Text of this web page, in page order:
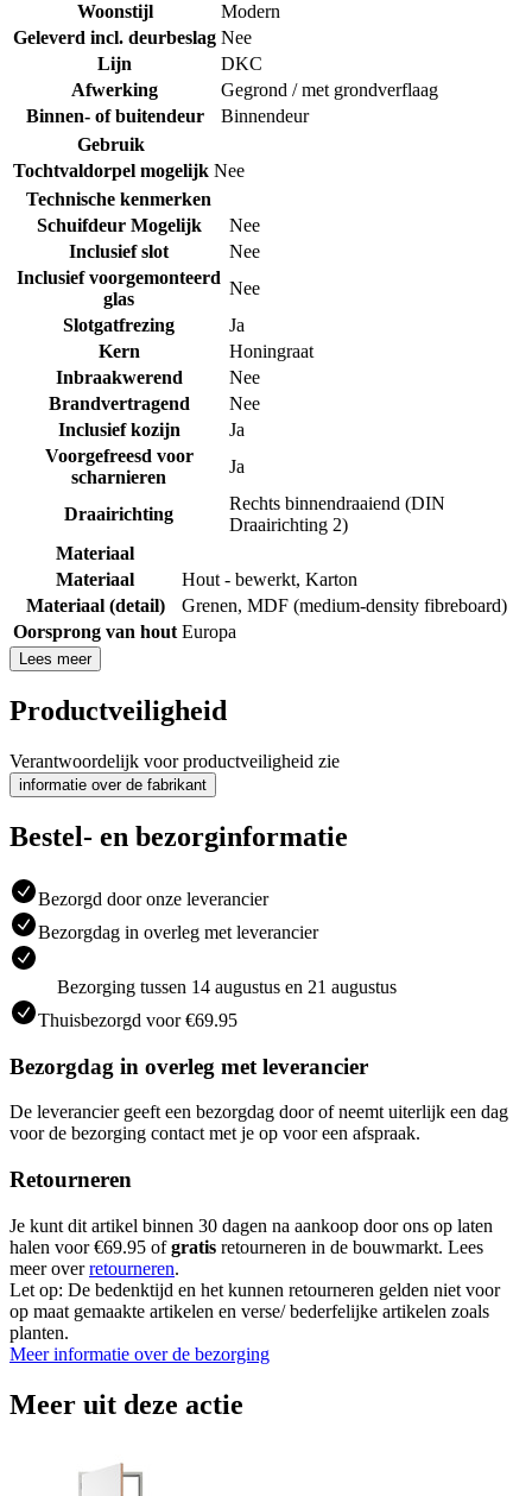
Woonstijl
Modern
Geleverd incl. deurbeslag Nee
Lijn
DKC
Afwerking
Gegrond / met grondverflaag
Binnen- of buitendeur
Binnendeur
Gebruik
Tochtvaldorpel mogelijk Nee
Technische kenmerken
Schuifdeur Mogelijk
Nee
Inclusief slot
Nee
Inclusief voorgemonteerd
glas
Nee
Slotgatfrezing
Ja
Kern
Honingraat
Inbraakwerend
Nee
Brandvertragend
Nee
Inclusief kozijn
Ja
Voorgefreesd voor
scharnieren
Ja
Draairichting
Rechts binnendraaiend (DIN
Draairichting 2)
Materiaal
Materiaal
Hout - bewerkt, Karton
Materiaal (detail)
Grenen, MDF (medium-density fibreboard)
Oorsprong van hout Europa
Lees meer
Productveiligheid
Verantwoordelijk voor productveiligheid zie
informatie over de fabrikant
Bestel- en bezorginformatie
Bezorgd door onze leverancier
Bezorgdag in overleg met leverancier
Bezorging tussen 14 augustus en 21 augustus
Thuisbezorgd voor €69.95
Bezorgdag in overleg met leverancier
De leverancier geeft een bezorgdag door of neemt uiterlijk een dag
voor de bezorging contact met je op voor een afspraak.
Retourneren
Je kunt dit artikel binnen 30 dagen na aankoop door ons op laten
halen voor €69.95 ofgratis retourneren in de bouwmarkt. Lees
meer overretourneren.
Let op: De bedenktijd en het kunnen retourneren gelden niet voor
op maat gemaakte artikelen en verse/ bederfelijke artikelen zoals
planten.
Meer informatie over de bezorging
Meer uit deze actie